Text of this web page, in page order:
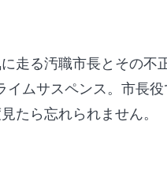
走る汚職市長とその不
ムサスペンス。市長
たら忘れられません。